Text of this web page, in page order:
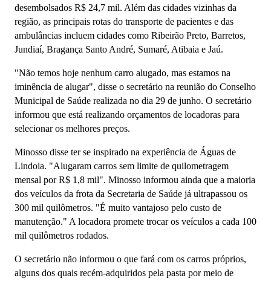
desembolsados R$ 24,7 mil. Além das cidades vizinhas da
região, as principais rotas do transporte de pacientes e das
ambulâncias incluem cidades como Ribeirão Preto, Barretos,
Jundiaí, Bragança Santo André, Sumaré, Atibaia e Jaú.
"Não temos hoje nenhum carro alugado, mas estamos na
iminência de alugar", disse o secretário na reunião do Conselho
Municipal de Saúde realizada no dia 29 de junho. O secretário
informou que está realizando orçamentos de locadoras para
selecionar os melhores preços.
Minosso disse ter se inspirado na experiência de Águas de
Lindoia. "Alugaram carros sem limite de quilometragem
mensal por R$ 1,8 mil". Minosso informou ainda que a maioria
dos veículos da frota da Secretaria de Saúde já ultrapassou os
300 mil quilômetros. "É muito vantajoso pelo custo de
manutenção." A locadora promete trocar os veículos a cada 100
mil quilômetros rodados.
O secretário não informou o que fará com os carros próprios,
alguns dos quais recém-adquiridos pela pasta por meio de